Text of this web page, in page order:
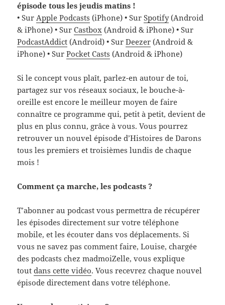
épisode tous les jeudis matins !
• SurApple Podcasts (iPhone) • SurSpotify(Android
& iPhone) • SurCastbox (Android & iPhone) • Sur
PodcastAddict (Android) • SurDeezer (Android &
iPhone) • SurPocket Casts (Android & iPhone)
Si le concept vous plaît, parlez-en autour de toi,
partagez sur vos réseaux sociaux, le bouche-à-
oreille est encore le meilleur moyen de faire
connaître ce programme qui, petit à petit, devient de
plus en plus connu, grâce à vous. Vous pourrez
retrouver un nouvel épisode d’Histoires de Darons
tous les premiers et troisièmes lundis de chaque
mois !
Comment ça marche, les podcasts ?
T’abonner au podcast vous permettra de récupérer
les épisodes directement sur votre téléphone
mobile, et les écouter dans vos déplacements. Si
vous ne savez pas comment faire, Louise, chargée
des podcasts chez madmoiZelle, vous explique
toutdans cette vidéo. Vous recevrez chaque nouvel
épisode directement dans votre téléphone.